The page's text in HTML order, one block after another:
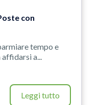
con
tempo e
a...
Leggi tutto